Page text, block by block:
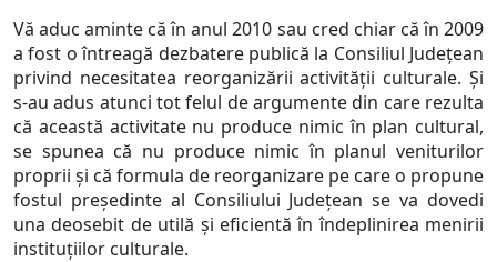
Vă aduc aminte că în anul 2010 sau cred chiar că în 2009
a fost o întreagă dezbatere publică la Consiliul Județean
privind necesitatea reorganizării activității culturale. Și
s-au adus atunci tot felul de argumente din care rezulta
că această activitate nu produce nimic în plan cultural,
se spunea că nu produce nimic în planul veniturilor
proprii și că formula de reorganizare pe care o propune
fostul președinte al Consiliului Județean se va dovedi
una deosebit de utilă și eficientă în îndeplinirea menirii
instituțiilor culturale.